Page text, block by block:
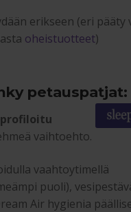
erikseen (eri
oheistuotteet)
petauspatjat:
profiloitu
vaihtoehto.
vaahtoytimellä
puoli),
Air hygienia